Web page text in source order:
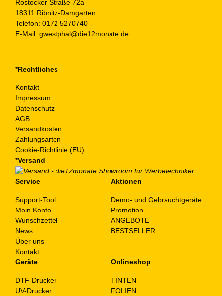
Rostocker Straße 72a
18311 Ribnitz-Damgarten
Telefon: 0172 5270740
E-Mail: gwestphal@die12monate.de
*Rechtliches
Kontakt
Impressum
Datenschutz
AGB
Versandkosten
Zahlungsarten
Cookie-Richtlinie (EU)
*Versand
Service
Support-Tool
Mein Konto
Wunschzettel
News
Über uns
Kontakt
Aktionen
Demo- und Gebrauchtgeräte
Promotion
ANGEBOTE
BESTSELLER
Geräte
DTF-Drucker
UV-Drucker
Onlineshop
TINTEN
FOLIEN